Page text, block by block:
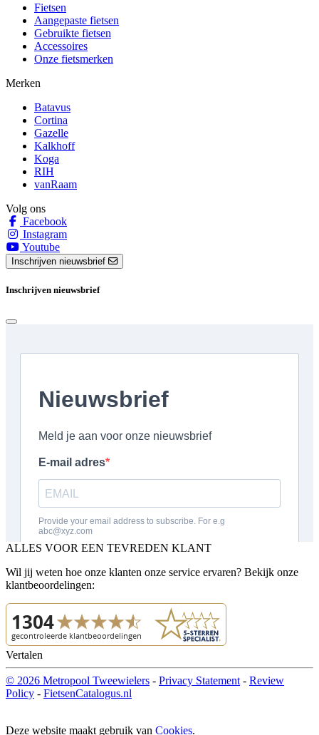
Fietsen
Aangepaste fietsen
Gebruikte fietsen
Accessoires
Onze fietsmerken
Merken
Batavus
Cortina
Gazelle
Kalkhoff
Koga
RIH
vanRaam
Volg ons
Facebook
Instagram
Youtube
Inschrijven nieuwsbrief
Inschrijven nieuwsbrief
ALLES VOOR EEN TEVREDEN KLANT
Wil jij weten hoe onze klanten onze service ervaren? Bekijk onze
klantbeoordelingen:
Vertalen
© 2026 Metropool Tweewielers - Privacy Statement - Review
Policy - FietsenCatalogus.nl
Deze website maakt gebruik van Cookies.